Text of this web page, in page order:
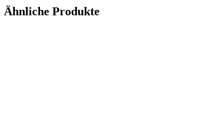
Ähnliche Produkte